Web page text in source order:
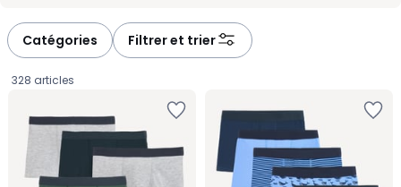
Catégories Filtrer et trier
328 articles